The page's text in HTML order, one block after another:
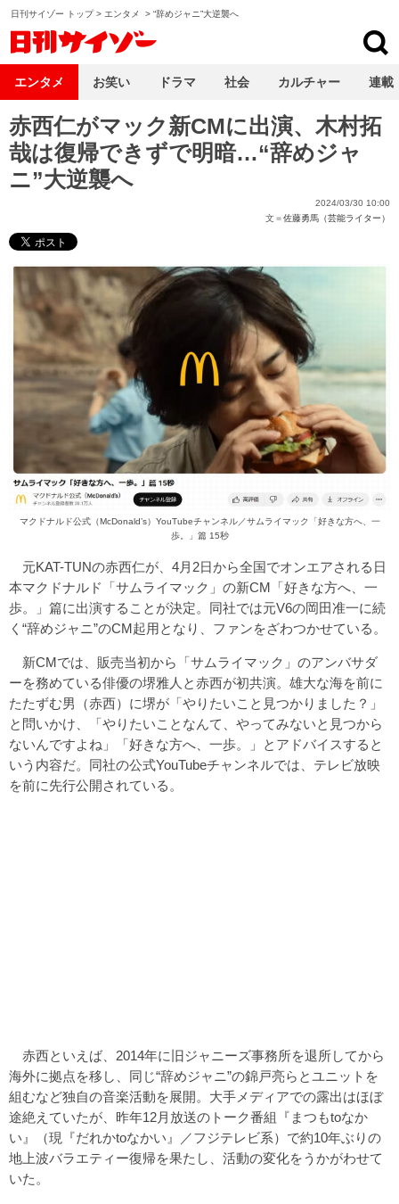
日刊サイゾー トップ> エンタメ > “辞めジャニ”大逆襲へ
赤西仁がマック新CMに出演、木村拓
哉は復帰できずで明暗…“辞めジャ
ニ”大逆襲へ
2024/03/30 10:00
文＝佐藤勇馬（芸能ライター）
マクドナルド公式（McDonald’s）YouTubeチャンネル／サムライマック「好きな方へ、一
歩。」篇 15秒
元KAT-TUNの赤西仁が、4月2日から全国でオンエアされる日
本マクドナルド「サムライマック」の新CM「好きな方へ、一
歩。」篇に出演することが決定。同社では元V6の岡田准一に続
く“辞めジャニ”のCM起用となり、ファンをざわつかせている。
新CMでは、販売当初から「サムライマック」のアンバサダ
ーを務めている俳優の堺雅人と赤西が初共演。雄大な海を前に
たたずむ男（赤西）に堺が「やりたいこと見つかりました？」
と問いかけ、「やりたいことなんて、やってみないと見つから
ないんですよね」「好きな方へ、一歩。」とアドバイスすると
いう内容だ。同社の公式YouTubeチャンネルでは、テレビ放映
を前に先行公開されている。
赤西といえば、2014年に旧ジャニーズ事務所を退所してから
海外に拠点を移し、同じ“辞めジャニ”の錦戸亮らとユニットを
組むなど独自の音楽活動を展開。大手メディアでの露出はほぼ
途絶えていたが、昨年12月放送のトーク番組『まつもtoなか
い』（現『だれかtoなかい』／フジテレビ系）で約10年ぶりの
地上波バラエティー復帰を果たし、活動の変化をうかがわせて
いた。
エンタメ お笑い ドラマ 社会 カルチャー 連載